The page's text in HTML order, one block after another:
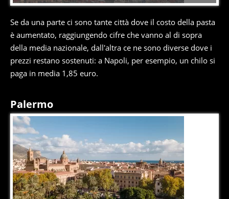
Se da una parte ci sono tante città dove il costo della pasta
è aumentato, raggiungendo cifre che vanno al di sopra
della media nazionale, dall'altra ce ne sono diverse dove i
prezzi restano sostenuti: a Napoli, per esempio, un chilo si
paga in media 1,85 euro.
Palermo